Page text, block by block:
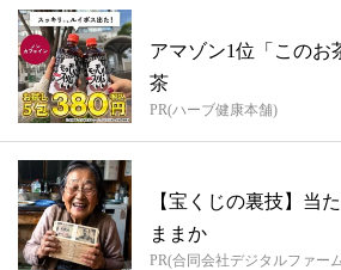
アマゾン1位「このお
茶
PR(ハーブ健康本舗)
【宝くじの裏技】当
ままか
PR(合同会社デジタルファー